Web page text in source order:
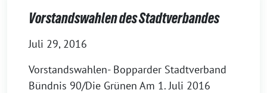
Vorstandswahlen des Stadtverbandes
Juli 29, 2016
Vorstandswahlen- Bopparder Stadtverband
Bündnis 90/Die Grünen Am 1. Juli 2016